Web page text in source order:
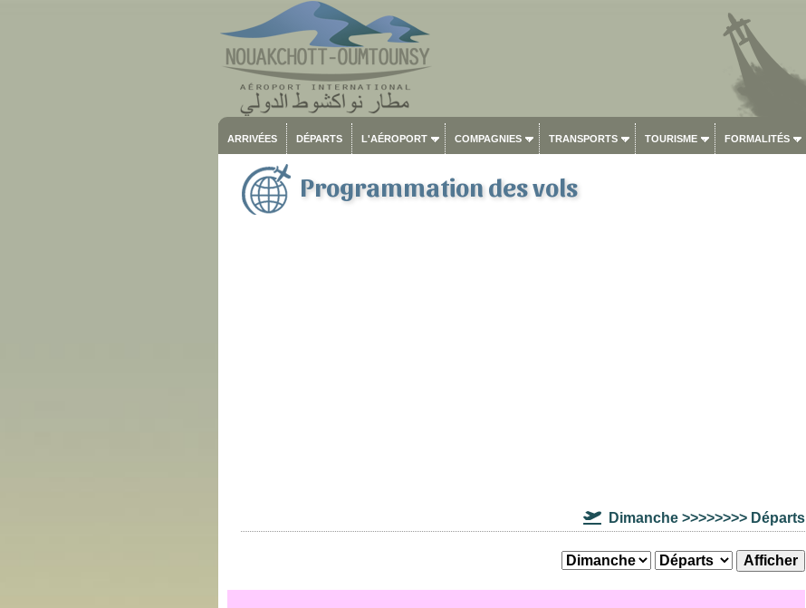
ARRIVÉES DÉPARTS L'AÉROPORT COMPAGNIES TRANSPORTS TOURISME FORMALITÉS
Programmation des vols
Dimanche >>>>>>>> Départs